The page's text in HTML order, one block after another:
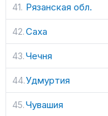
Рязанская обл.
Саха
Чечня
Удмуртия
Чувашия